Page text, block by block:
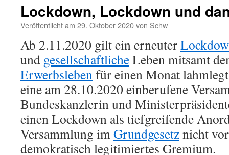
Lockdown, Lockdown und
Veröffentlicht am 29. Oktober 2020von Schw
Ab 2.11.2020 gilt ein erneuter
und gesellschaftlicheLeben mitsamt
Erwerbslebenfür einen Monat
eine am 28.10.2020 einberufene
Bundeskanzlerin und
einen Lockdown als tiefgreifende
Versammlung imGrundgesetznicht
demokratisch legitimiertes Gremium.